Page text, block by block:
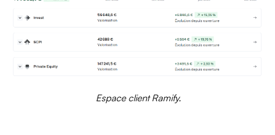
Espace client Ramify.